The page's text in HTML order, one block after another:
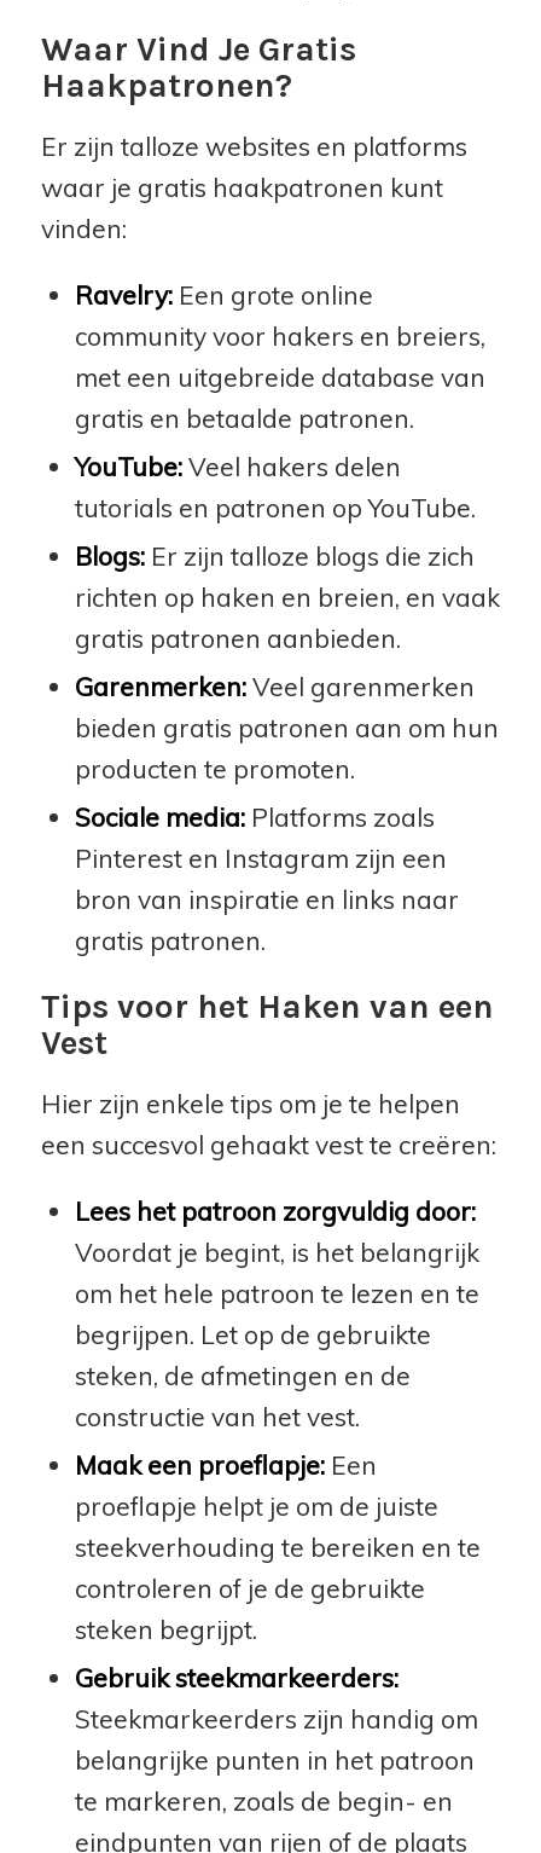
Waar Vind Je Gratis
Haakpatronen?
Er zijn talloze websites en platforms
waar je gratis haakpatronen kunt
vinden:
Ravelry:Een grote online
community voor hakers en breiers,
met een uitgebreide database van
gratis en betaalde patronen.
YouTube:Veel hakers delen
tutorials en patronen op YouTube.
Blogs:Er zijn talloze blogs die zich
richten op haken en breien, en vaak
gratis patronen aanbieden.
Garenmerken:Veel garenmerken
bieden gratis patronen aan om hun
producten te promoten.
Sociale media:Platforms zoals
Pinterest en Instagram zijn een
bron van inspiratie en links naar
gratis patronen.
Tips voor het Haken van een
Vest
Hier zijn enkele tips om je te helpen
een succesvol gehaakt vest te creëren:
Lees het patroon zorgvuldig door:
Voordat je begint, is het belangrijk
om het hele patroon te lezen en te
begrijpen. Let op de gebruikte
steken, de afmetingen en de
constructie van het vest.
Maak een proeflapje:Een
proeflapje helpt je om de juiste
steekverhouding te bereiken en te
controleren of je de gebruikte
steken begrijpt.
Gebruik steekmarkeerders:
Steekmarkeerders zijn handig om
belangrijke punten in het patroon
te markeren, zoals de begin- en
eindpunten van rijen of de plaats